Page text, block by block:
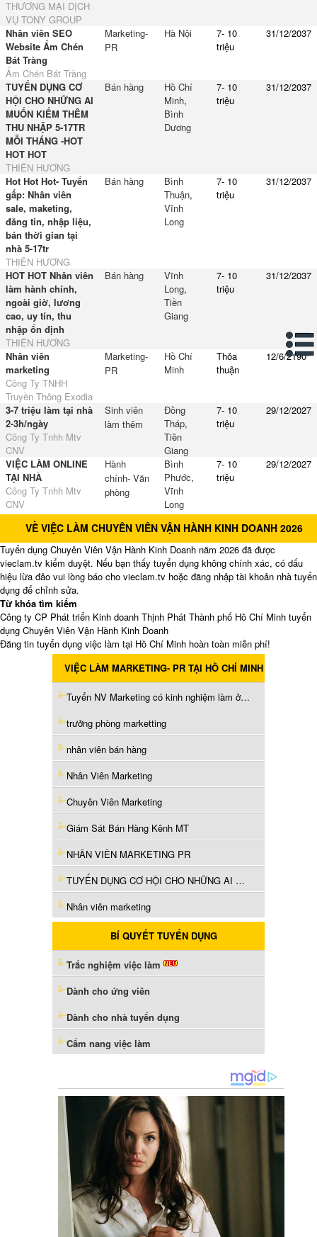
THƯƠNG MẠI DỊCH
VỤ TONY GROUP
Nhân viên SEO
Website Ấm Chén
Bát Tràng
Ấm Chén Bát Tràng
Marketing-
PR
Hà Nội
7- 10
triệu
31/12/2037
TUYỂN DỤNG CƠ
HỘI CHO NHỮNG AI
MUỐN KIẾM THÊM
THU NHẬP 5-17TR
MỖI THÁNG -HOT
HOT HOT
THIÊN HƯƠNG
Bán hàng
Hồ Chí
Minh,
Bình
Dương
7- 10
triệu
31/12/2037
Hot Hot Hot- Tuyển
gấp: Nhân viên
sale, maketing,
đăng tin, nhập liệu,
bán thời gian tại
nhà 5-17tr
THIÊN HƯƠNG
Bán hàng
Bình
Thuận,
Vĩnh
Long
7- 10
triệu
31/12/2037
HOT HOT Nhân viên
làm hành chính,
ngoài giờ, lương
cao, uy tín, thu
nhập ổn định
THIÊN HƯƠNG
Bán hàng
Vĩnh
Long,
Tiền
Giang
7- 10
triệu
31/12/2037
Nhân viên
marketing
Công Ty TNHH
Truyền Thông Exodia
Marketing-
PR
Hồ Chí
Minh
Thỏa
thuận
12/6/2190
3-7 triệu làm tại nhà
2-3h/ngày
Công Ty Tnhh Mtv
CNV
Sinh viên
làm thêm
Đồng
Tháp,
Tiền
Giang
7- 10
triệu
29/12/2027
VIỆC LÀM ONLINE
TẠI NHÀ
Công Ty Tnhh Mtv
CNV
Hành
chính- Văn
phòng
Bình
Phước,
Vĩnh
Long
7- 10
triệu
29/12/2027
VỀ VIỆC LÀM CHUYÊN VIÊN VẬN HÀNH KINH DOANH 2026
Tuyển dụng Chuyên Viên Vận Hành Kinh Doanh năm 2026 đã được
vieclam.tv kiểm duyệt. Nếu bạn thấy tuyển dụng không chính xác, có dấu
hiệu lừa đảo vui lòng báo cho vieclam.tv hoặc đăng nhập tài khoản nhà tuyển
dụng để chỉnh sửa.
Từ khóa tìm kiếm
Công ty CP Phát triển Kinh doanh Thịnh Phát Thành phố Hồ Chí Minh tuyển
dụng Chuyên Viên Vận Hành Kinh Doanh
Đăng tin tuyển dụng việc làm tại Hồ Chí Minh hoàn toàn miễn phí!
VIỆC LÀM MARKETING- PR TẠI HỒ CHÍ MINH
Tuyển NV Marketing có kinh nghiệm làm ở Thủ Đức
trưởng phòng marketting
nhân viên bán hàng
Nhân Viên Marketing
Chuyên Viên Marketing
Giám Sát Bán Hàng Kênh MT
NHÂN VIÊN MARKETING PR
TUYỂN DỤNG CƠ HỘI CHO NHỮNG AI MUỐN KIẾM THÊM THU NHẬP 5-17TR MỖI THÁNG -HOT HOT HOT
Nhân viên marketing
BÍ QUYẾT TUYỂN DỤNG
Trắc nghiệm việc làm
Dành cho ứng viên
Dành cho nhà tuyển dụng
Cẩm nang việc làm